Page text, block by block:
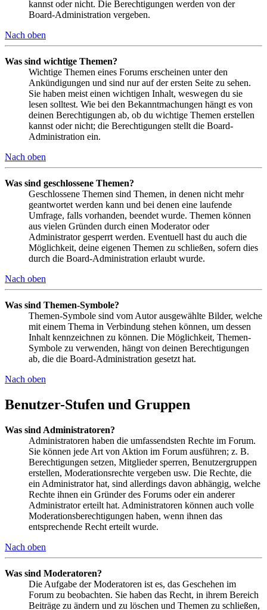
kannst oder nicht. Die Berechtigungen werden von der
Board-Administration vergeben.
Nach oben
Was sind wichtige Themen?
Wichtige Themen eines Forums erscheinen unter den
Ankündigungen und sind nur auf der ersten Seite zu sehen.
Sie haben meist einen wichtigen Inhalt, weswegen du sie
lesen solltest. Wie bei den Bekanntmachungen hängt es von
deinen Berechtigungen ab, ob du wichtige Themen erstellen
kannst oder nicht; die Berechtigungen stellt die Board-
Administration ein.
Nach oben
Was sind geschlossene Themen?
Geschlossene Themen sind Themen, in denen nicht mehr
geantwortet werden kann und bei denen eine laufende
Umfrage, falls vorhanden, beendet wurde. Themen können
aus vielen Gründen durch einen Moderator oder
Administrator gesperrt werden. Eventuell hast du auch die
Möglichkeit, deine eigenen Themen zu schließen, sofern dies
durch die Board-Administration erlaubt wurde.
Nach oben
Was sind Themen-Symbole?
Themen-Symbole sind vom Autor ausgewählte Bilder, welche
mit einem Thema in Verbindung stehen können, um dessen
Inhalt kennzeichnen zu können. Die Möglichkeit, Themen-
Symbole zu verwenden, hängt von deinen Berechtigungen
ab, die die Board-Administration gesetzt hat.
Nach oben
Benutzer-Stufen und Gruppen
Was sind Administratoren?
Administratoren haben die umfassendsten Rechte im Forum.
Sie können jede Art von Aktion im Forum ausführen; z. B.
Berechtigungen setzen, Mitglieder sperren, Benutzergruppen
erstellen, Moderationsrechte vergeben usw. Die Rechte, die
ein Administrator hat, sind allerdings davon abhängig, welche
Rechte ihnen ein Gründer des Forums oder ein anderer
Administrator erteilt hat. Administratoren können auch volle
Moderationsberechtigungen haben, wenn ihnen das
entsprechende Recht erteilt wurde.
Nach oben
Was sind Moderatoren?
Die Aufgabe der Moderatoren ist es, das Geschehen im
Forum zu beobachten. Sie haben das Recht, in ihrem Bereich
Beiträge zu ändern und zu löschen und Themen zu schließen,